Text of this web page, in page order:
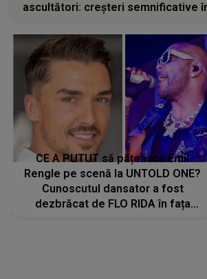
ascultători: creșteri semnificative
CE A PUTUT să pățească Emil
Rengle pe scenă la UNTOLD ONE?
Cunoscutul dansator a fost
dezbrăcat de FLO RIDA în fața